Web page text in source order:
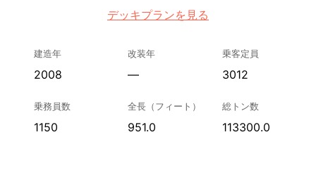
デッキプランを見る
建造年
2008
改装年
—
乗客定員
3012
乗務員数
1150
全長（フィート）
951.0
総トン数
113300.0